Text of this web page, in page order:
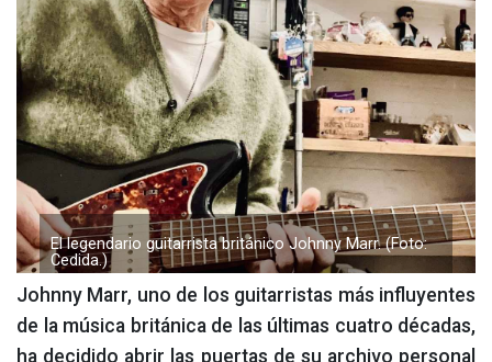
El legendario guitarrista británico Johnny Marr. (Foto:
Cedida.)
Johnny Marr, uno de los guitarristas más influyentes
de la música británica de las últimas cuatro décadas,
ha decidido abrir las puertas de su archivo personal